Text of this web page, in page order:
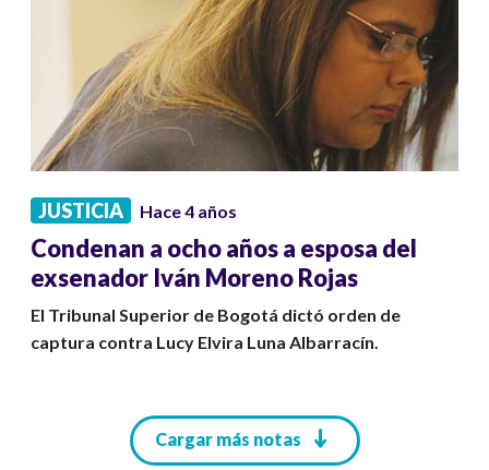
JUSTICIA Hace 4 años
Condenan a ocho años a esposa del
exsenador Iván Moreno Rojas
El Tribunal Superior de Bogotá dictó orden de
captura contra Lucy Elvira Luna Albarracín.
Cargar más notas